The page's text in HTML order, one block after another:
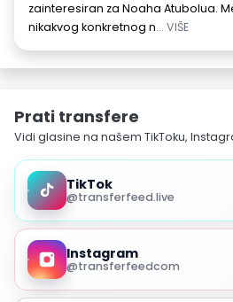
zainteresiran za Noaha Atubolua.
nikakvog konkretnog n... VIŠE
Prati transfere
Vidi glasine na našem TikToku,
TikTok
@transferfeed.live
Instagram
@transferfeedcom